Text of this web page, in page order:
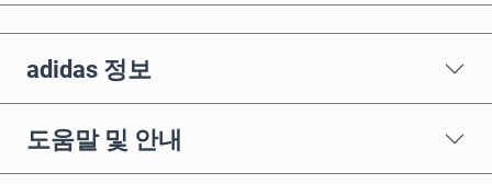
adidas 정보
도움말 및 안내